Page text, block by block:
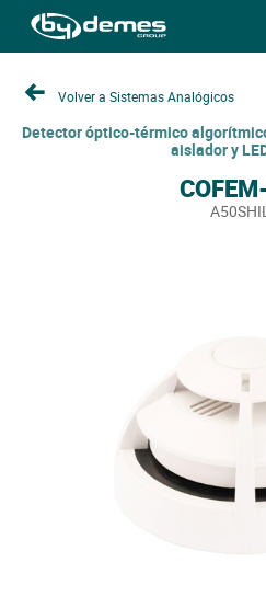
Volver a Sistemas Analógicos
Detector óptico-térmico
aislador y